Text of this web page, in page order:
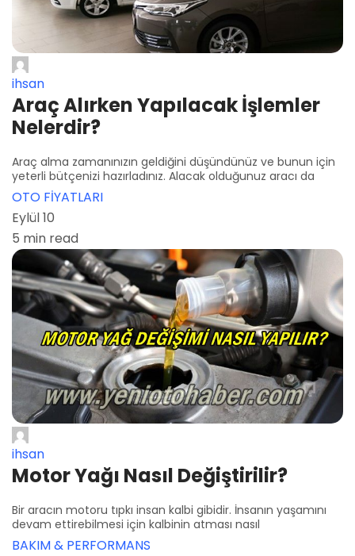
ihsan
Araç Alırken Yapılacak İşlemler
Nelerdir?
Araç alma zamanınızın geldiğini düşündünüz ve bunun için
yeterli bütçenizi hazırladınız. Alacak olduğunuz aracı da
OTO FİYATLARI
Eylül 10
5 min read
ihsan
Motor Yağı Nasıl Değiştirilir?
Bir aracın motoru tıpkı insan kalbi gibidir. İnsanın yaşamını
devam ettirebilmesi için kalbinin atması nasıl
BAKIM & PERFORMANS